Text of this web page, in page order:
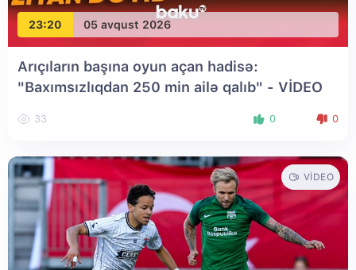
23:20 05 avqust 2026
Arıçıların başına oyun açan hadisə:
"Baxımsızlıqdan 250 min ailə qalıb" - VİDEO
33 0 0
VIDEO